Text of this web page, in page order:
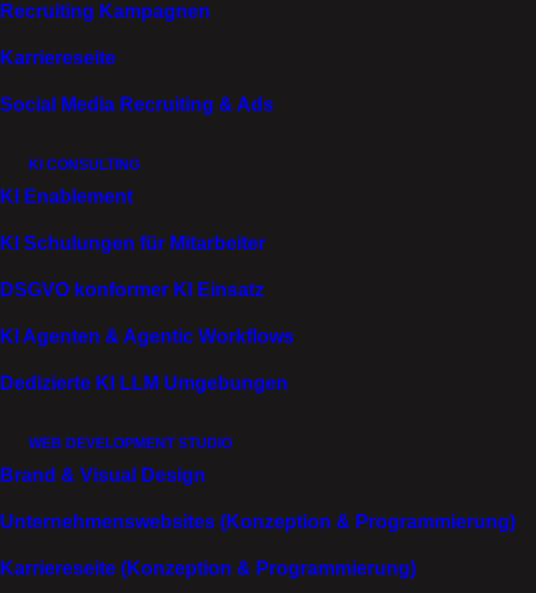
Recruiting Kampagnen
Karriereseite
Social Media Recruiting & Ads
KI CONSULTING
KI Enablement
KI Schulungen für Mitarbeiter
DSGVO konformer KI Einsatz
KI Agenten & Agentic Workflows
Dedizierte KI LLM Umgebungen
WEB DEVELOPMENT STUDIO
Brand & Visual Design
Unternehmenswebsites (Konzeption & Programmierung)
Karriereseite (Konzeption & Programmierung)
euch gehört.
WIR VERDICHTEN EURE IDENTITÄT
Leistungsversprechen zu einem Profil, das im
Dabei prüfen wir:
Welche Narrative besetzen eure Wettbewerber? Wo
liegen Weißräume? Welche Proofs tragen eure
Besonderheit? Aufgaben und Wirkung. Entwicklung.
Führung. Zusammenarbeit.
DarausFORMEN wirEINE KLARE
passt. Mit Botschaften, die wirken. Mit visuellen
Karriereseite. Stellenanzeigen. Social. Interviews.